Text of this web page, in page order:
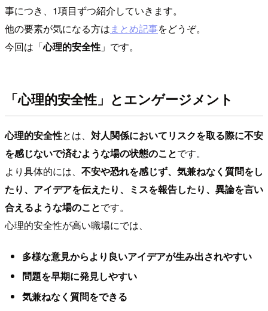
事につき、1項目ずつ紹介していきます。
他の要素が気になる方はまとめ記事をどうぞ。
今回は「心理的安全性 」です。
「心理的安全性」とエンゲージメント
心理的安全性とは、 対人関係においてリスクを取る際に不安
を感じないで済むような場の状態のことです。
より具体的には、 不安や恐れを感じず、気兼ねなく質問をし
たり、アイデアを伝えたり、ミスを報告したり、異論を言い
合えるような場のことです。
心理的安全性が高い職場にでは、
多様な意見からより良いアイデアが生み出されやすい
問題を早期に発見しやすい
気兼ねなく質問をできる